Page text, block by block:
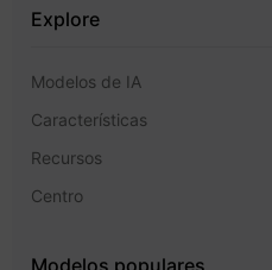
Explore
Modelos de IA
Características
Recursos
Centro
Modelos populares